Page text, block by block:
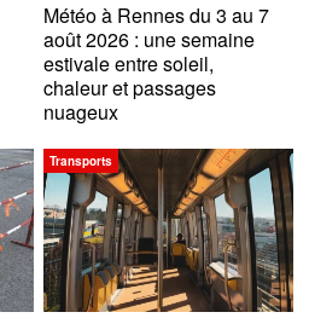
Météo à Rennes du 3 au 7
août 2026 : une semaine
estivale entre soleil,
chaleur et passages
nuageux
Transports